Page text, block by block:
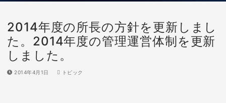
2014年度の所長の方針を更新しまし
た。2014年度の管理運営体制を更新
しました。
2014年4月1日 トピック